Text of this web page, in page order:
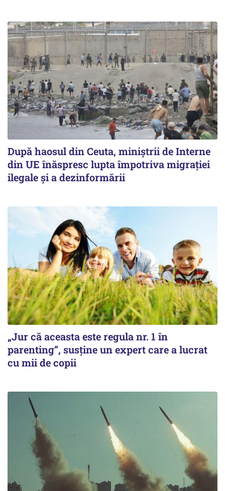
După haosul din Ceuta, miniștrii de Interne
din UE înăspresc lupta împotriva migrației
ilegale și a dezinformării
„Jur că aceasta este regula nr. 1 în
parenting”, susține un expert care a lucrat
cu mii de copii